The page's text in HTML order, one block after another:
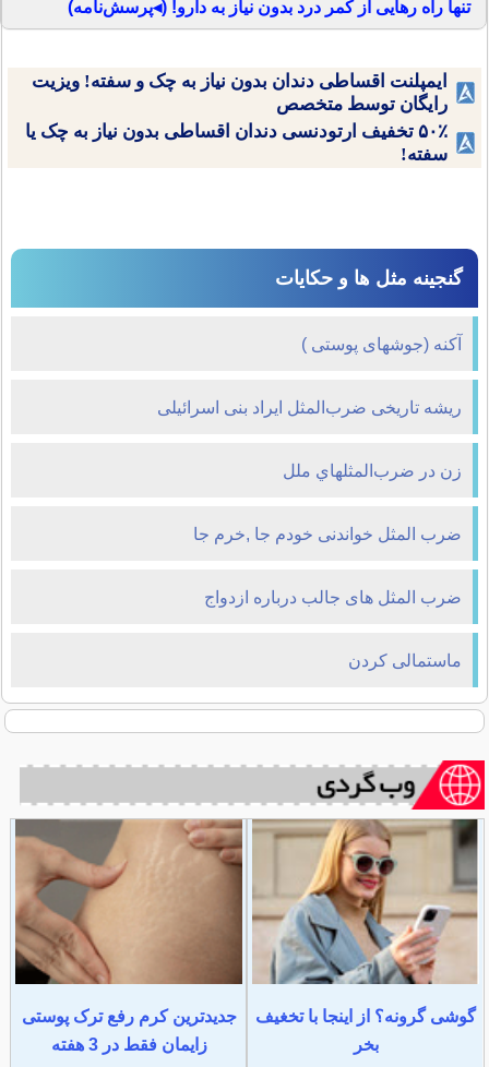
تنها راه رهایی از کمر درد بدون نیاز به دارو! (◂پرسش‌نامه)
ایمپلنت اقساطی دندان بدون نیاز به چک و سفته! ویزیت
رایگان توسط متخصص
۵۰٪ تخفیف ارتودنسی دندان اقساطی بدون نیاز به چک یا
سفته!
گنجینه مثل ها و حکایات
آکنه (جوشهای پوستی )
ریشه تاریخی ضرب‌المثل ایراد بنی اسرائیلی
زن در ضرب‌المثلهاي ملل
ضرب المثل خواندنی خودم جا ,خرم جا
ضرب المثل های جالب درباره ازدواج
ماستمالی کردن
گوشی گرونه؟ از اینجا با تخغیف
بخر
جدیدترین کرم رفع ترک پوستی
زایمان فقط در 3 هفته